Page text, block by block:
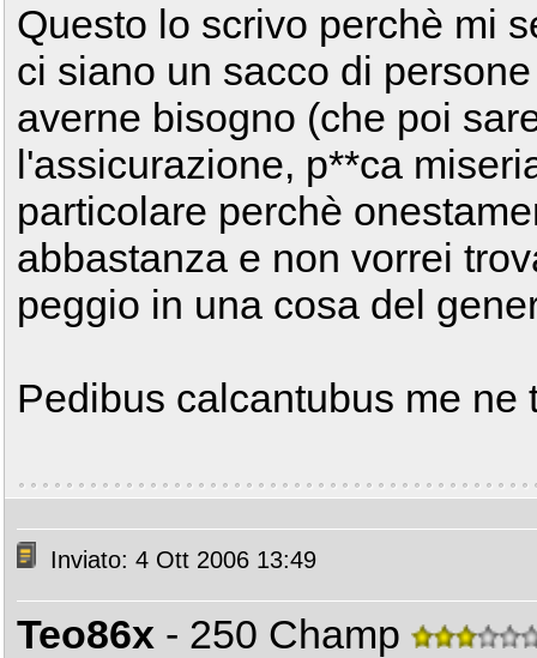
Questo lo scrivo perchè mi
ci siano un sacco di
averne bisogno (che poi
l'assicurazione, p**ca
particolare perchè
abbastanza e non vorrei
peggio in una cosa del
Pedibus calcantubus me ne
Inviato: 4 Ott 2006 13:49
Teo86x - 250 Champ